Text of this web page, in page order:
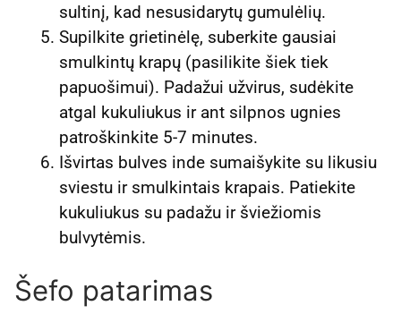
sultinį, kad nesusidarytų gumulėlių.
Supilkite grietinėlę, suberkite gausiai
smulkintų krapų (pasilikite šiek tiek
papuošimui). Padažui užvirus, sudėkite
atgal kukuliukus ir ant silpnos ugnies
patroškinkite 5-7 minutes.
Išvirtas bulves inde sumaišykite su likusiu
sviestu ir smulkintais krapais. Patiekite
kukuliukus su padažu ir šviežiomis
bulvytėmis.
Šefo patarimas